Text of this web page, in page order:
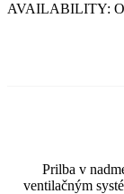
AVAILABILITY:
Prilba v
ventilačným